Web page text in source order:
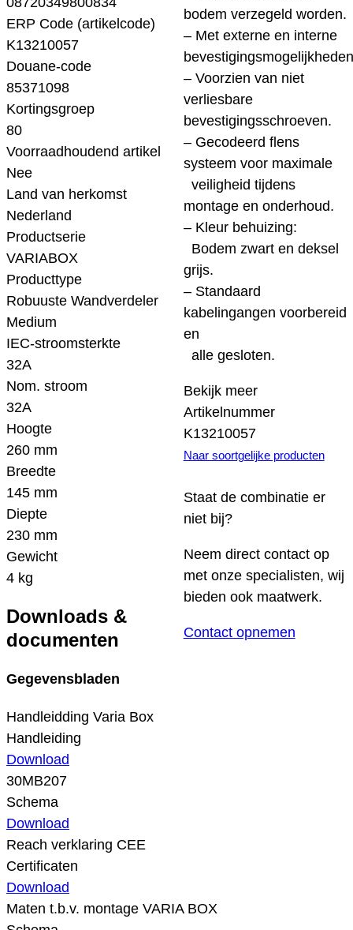
bodem verzegeld worden.
– Met externe en interne
– Voorzien van niet
verliesbare
bevestigingsschroeven.
– Gecodeerd flens
systeem voor maximale
veiligheid tijdens
montage en onderhoud.
– Kleur behuizing:
Bodem zwart en deksel
grijs.
– Standaard
kabelingangen voorbereid
en
alle gesloten.
Bekijk meer
Artikelnummer
K13210057
Naar soortgelijke producten
Staat de combinatie er
niet bij?
Neem direct contact op
met onze specialisten, wij
bieden ook maatwerk.
Contact opnemen
ERP Code (artikelcode)
K13210057
Douane-code
85371098
Kortingsgroep
80
Voorraadhoudend artikel
Nee
Land van herkomst
Nederland
Productserie
VARIABOX
Producttype
Robuuste Wandverdeler
Medium
IEC-stroomsterkte
32A
Nom. stroom
32A
Hoogte
260 mm
Breedte
145 mm
Diepte
230 mm
Gewicht
4 kg
Downloads &
documenten
Gegevensbladen
Handleidding Varia Box
Handleiding
Download
30MB207
Schema
Download
Reach verklaring CEE
Certificaten
Download
Maten t.b.v. montage VARIA BOX